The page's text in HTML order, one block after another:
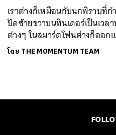
เราต่างก็เหมือนกับนกพิราบที่
ปัดซ้ายขวาบนทินเดอร์เป็นเว
ต่างๆ ในสมาร์ตโฟนต่างก็ออก
โดย THE MOMENTUM TEAM